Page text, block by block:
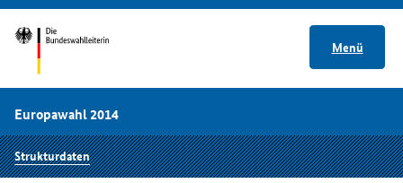
Menü
Europawahl 2014
Strukturdaten